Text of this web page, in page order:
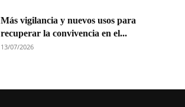
Más vigilancia y nuevos usos para
recuperar la convivencia en el...
13/07/2026